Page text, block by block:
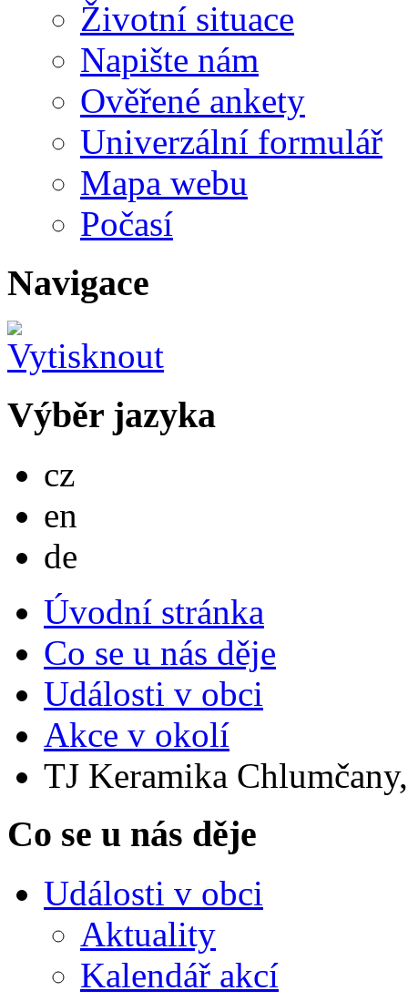
Životní situace
Napište nám
Ověřené ankety
Univerzální formulář
Mapa webu
Počasí
Navigace
Výběr jazyka
cz
en
de
Úvodní stránka
Co se u nás děje
Události v obci
Akce v okolí
TJ Keramika
Co se u nás děje
Události v obci
Aktuality
Kalendář akcí